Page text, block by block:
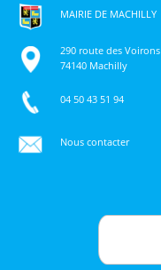
MAIRIE DE MACHILLY
290 route des Voirons
74140 Machilly
04 50 43 51 94
Nous contacter